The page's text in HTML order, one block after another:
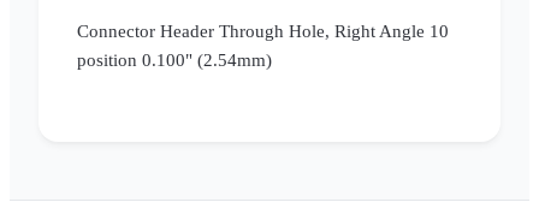
Connector Header Through Hole, Right Angle 10
position 0.100" (2.54mm)